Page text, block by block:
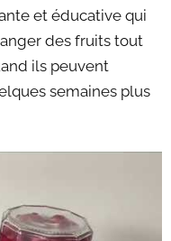
et éducative qui
des fruits tout
ils peuvent
semaines plus